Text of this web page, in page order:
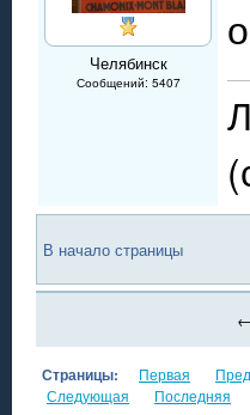
Челябинск
Сообщений: 5407
В начало страницы
←
Страницы: Первая
Следующая
Последняя